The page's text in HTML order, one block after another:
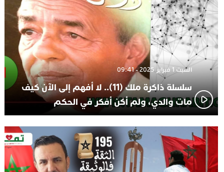
السبت 1 فبراير 2025 - 09:41
سلسلة ذاكرة ملك (11).. لا أفهم إلى الآن كيف
مات والدي، ولم أكن أفكر في الحكم